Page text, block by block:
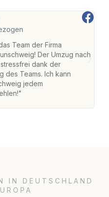
Team der Firma
Der Umzug nach
dank der
des Teams. Ich kann
jedem
IN DEUTSCHLAND